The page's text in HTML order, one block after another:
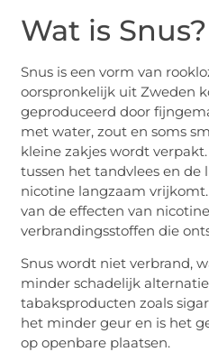
Wat is Snus?
Snus is een vorm van
oorspronkelijk uit Zweden
geproduceerd door
met water, zout en soms
kleine zakjes wordt
tussen het tandvlees en de
nicotine langzaam
van de effecten van
verbrandingsstoffen die
Snus wordt niet verbrand,
minder schadelijk
tabaksproducten zoals
het minder geur en is het
op openbare plaatsen.